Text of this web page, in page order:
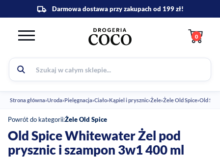
0
Strona główna›Uroda›Pielęgnacja›Ciało›Kąpiel i prysznic›Żele›Żele Old Spice›Old
Powrót do kategorii:Żele Old Spice
Old Spice Whitewater Żel pod
prysznic i szampon 3w1 400 ml